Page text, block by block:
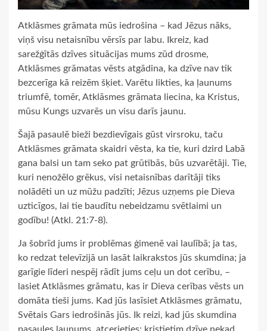
Atklāsmes grāmata mūs iedrošina – kad Jēzus nāks,
viņš visu netaisnību vērsīs par labu. Ikreiz, kad
sarežģītās dzīves situācijas mums zūd drosme,
Atklāsmes grāmatas vēsts atgādina, ka dzīve nav tik
bezcerīga kā reizēm šķiet. Varētu likties, ka ļaunums
triumfē, tomēr, Atklāsmes grāmata liecina, ka Kristus,
mūsu Kungs uzvarēs un visu darīs jaunu.
Šajā pasaulē bieži bezdievīgais gūst virsroku, taču
Atklāsmes grāmata skaidri vēsta, ka tie, kuri dzird Labā
gana balsi un tam seko pat grūtībās, būs uzvarētāji. Tie,
kuri nenožēlo grēkus, visi netaisnības darītāji tiks
nolādēti un uz mūžu padzīti; Jēzus uzņems pie Dieva
uzticīgos, lai tie baudītu nebeidzamu svētlaimi un
godību! (Atkl. 21:7-8).
Ja šobrīd jums ir problēmas ģimenē vai laulībā; ja tas,
ko redzat televīzijā un lasāt laikrakstos jūs skumdina; ja
garīgie līderi nespēj rādīt jums ceļu un dot cerību, –
lasiet Atklāsmes grāmatu, kas ir Dieva cerības vēsts un
domāta tieši jums. Kad jūs lasīsiet Atklāsmes grāmatu,
Svētais Gars iedrošinās jūs. Ik reizi, kad jūs skumdina